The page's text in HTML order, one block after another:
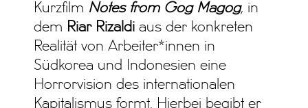
Kurzfilm Notes from Gog Magog, in
dem Riar Rizaldi aus der konkreten
Realität von Arbeiter*innen in
Südkorea und Indonesien eine
Horrorvision des internationalen
Kapitalismus formt. Hierbei begibt er